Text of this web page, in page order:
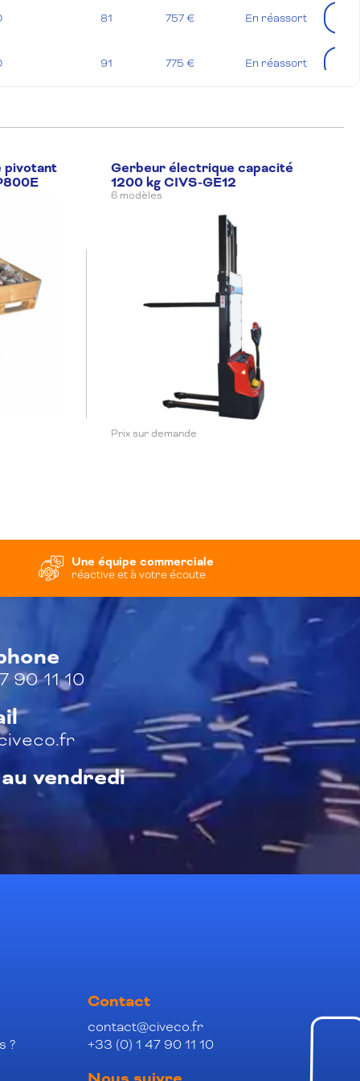
81 757 € En réassort
91 775 € En réassort
pivotant
Gerbeur électrique capacité
1200 kg CIVS-GE12
6 modèles
Prix sur demande
Une équipe commerciale
réactive et à votre écoute
90 11 10
vendredi
?
Contact
contact@civeco.fr
+33 (0) 1 47 90 11 10